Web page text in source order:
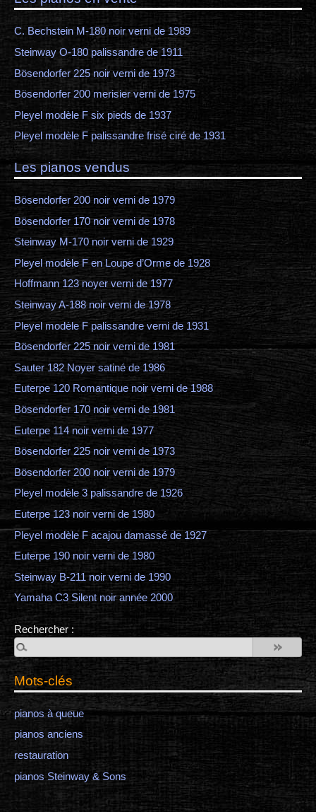
C. Bechstein M-180 noir verni de 1989
Steinway O-180 palissandre de 1911
Bösendorfer 225 noir verni de 1973
Bösendorfer 200 merisier verni de 1975
Pleyel modèle F six pieds de 1937
Pleyel modèle F palissandre frisé ciré de 1931
Les pianos vendus
Bösendorfer 200 noir verni de 1979
Bösendorfer 170 noir verni de 1978
Steinway M-170 noir verni de 1929
Pleyel modèle F en Loupe d’Orme de 1928
Hoffmann 123 noyer verni de 1977
Steinway A-188 noir verni de 1978
Pleyel modèle F palissandre verni de 1931
Bösendorfer 225 noir verni de 1981
Sauter 182 Noyer satiné de 1986
Euterpe 120 Romantique noir verni de 1988
Bösendorfer 170 noir verni de 1981
Euterpe 114 noir verni de 1977
Bösendorfer 225 noir verni de 1973
Bösendorfer 200 noir verni de 1979
Pleyel modèle 3 palissandre de 1926
Euterpe 123 noir verni de 1980
Pleyel modèle F acajou damassé de 1927
Euterpe 190 noir verni de 1980
Steinway B-211 noir verni de 1990
Yamaha C3 Silent noir année 2000
Rechercher :
Mots-clés
pianos à queue
pianos anciens
restauration
pianos Steinway & Sons